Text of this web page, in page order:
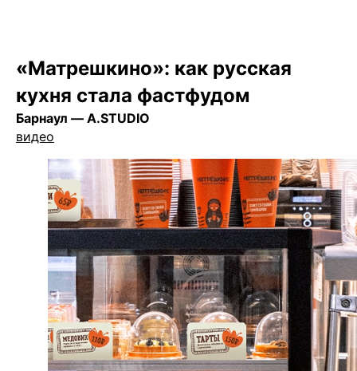
«Матрешкино»: как русская
кухня стала фастфудом
Барнаул — A.STUDIO
видео